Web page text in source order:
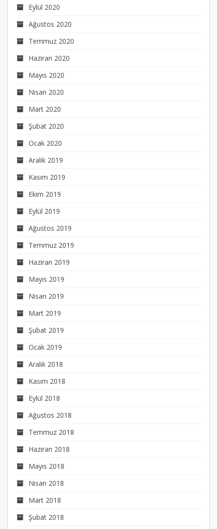
Eylül 2020
Ağustos 2020
Temmuz 2020
Haziran 2020
Mayıs 2020
Nisan 2020
Mart 2020
Şubat 2020
Ocak 2020
Aralık 2019
Kasım 2019
Ekim 2019
Eylül 2019
Ağustos 2019
Temmuz 2019
Haziran 2019
Mayıs 2019
Nisan 2019
Mart 2019
Şubat 2019
Ocak 2019
Aralık 2018
Kasım 2018
Eylül 2018
Ağustos 2018
Temmuz 2018
Haziran 2018
Mayıs 2018
Nisan 2018
Mart 2018
Şubat 2018